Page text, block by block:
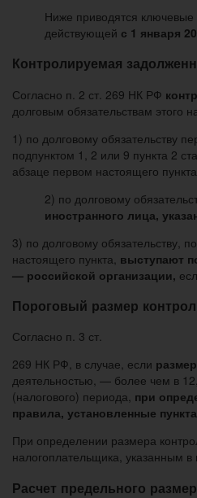
Ниже приводятся
действующей с 1 января
Контролируемая
Согласно п. 2 ст. 269 НК РФ
долговым обязательствам этого
1) по долговому обязательству
подпунктом 1, 2 или 9 пункта 2
абзаце первом настоящего
2) по долговому
иностранного лица,
3) по долговому обязательству,
настоящего пункта, выступают
— российской организации,
Пороговый размер
Согласно п. 3 ст.
269 НК РФ, в случае, если
деятельностью, — более чем в
(налогового) периода, при
правила, установленные
При определении размера
налогоплательщика, указанным
Расчет предельного